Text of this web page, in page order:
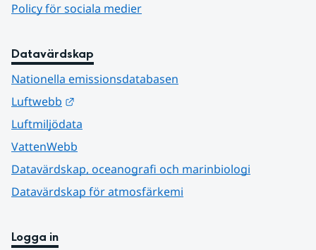
Policy för sociala medier
Datavärdskap
Nationella emissionsdatabasen
Luftwebb
Luftmiljödata
VattenWebb
Datavärdskap, oceanografi och marinbiologi
Datavärdskap för atmosfärkemi
Logga in